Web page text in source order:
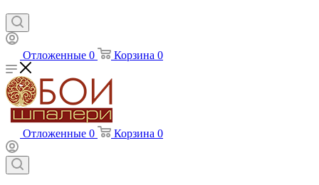
Отложенные 0 Корзина 0
Отложенные 0 Корзина 0